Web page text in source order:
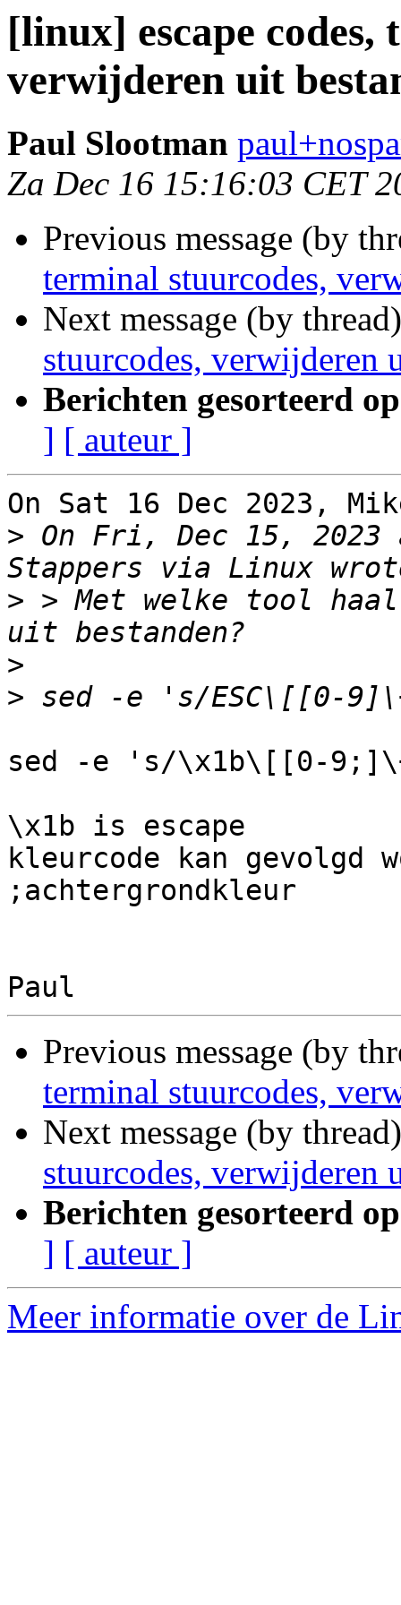
[linux] escape
verwijderen uit
Paul Slootman
Za Dec 16 15:16:03 CET
Previous message (by
terminal stuurcodes,
Next message (by
stuurcodes, verwijderen
Berichten gesorteerd
] [ auteur ]
On Sat 16 Dec 2023,
> On Fri, Dec 15, 2023
> > Met welke tool
>
>
sed -e 's/\x1b\[[0-
\x1b is escape
kleurcode kan gevolgd
;achtergrondkleur
Previous message (by
terminal stuurcodes,
Next message (by
stuurcodes, verwijderen
Berichten gesorteerd
] [ auteur ]
Meer informatie over de